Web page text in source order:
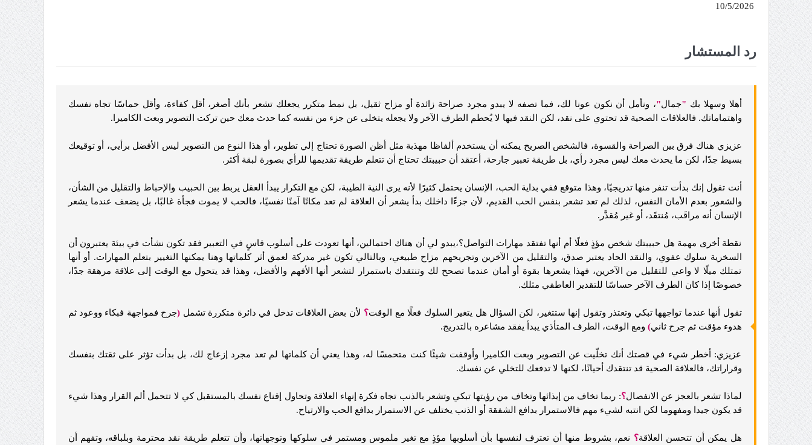
رد المستشار
أهلا وسهلا بك "جمال"، ونأمل أن نكون عونا لك، فما تصفه لا يبدو مجرد صراحة زائدة أو مزاح ثقيل، بل نمط متكرر يجعلك تشعر بأنك أصغر، أقل كفاءة، وأقل حماسًا تجاه نفسك
واهتماماتك. فالعلاقات الصحية قد تحتوي على نقد، لكن النقد فيها لا يُحطم الطرف الآخر ولا يجعله يتخلى عن جزء من نفسه كما حدث معك حين تركت التصوير وبعت الكاميرا.
عزيزي هناك فرق بين الصراحة والقسوة، فالشخص الصريح يمكنه أن يستخدم ألفاظا مهذبة مثل أظن الصورة تحتاج إلي تطوير، أو هذا النوع من التصوير ليس الأفضل برأيي، أو توقيعك
بسيط جدًا، لكن ما يحدث معك ليس مجرد رأي، بل طريقة تعبير جارحة، أعتقد أن حبيبتك تحتاج أن تتعلم طريقة تقديمها للرأي بصورة لبقة أكثر.
أنت تقول إنك بدأت تنفر منها تدريجيًا، وهذا متوقع ففي بداية الحب، الإنسان يحتمل كثيرًا لأنه يرى النية الطيبة، لكن مع التكرار يبدأ العقل يربط بين الحبيب والإحباط والتقليل من الشأن،
والشعور بعدم الأمان النفس، لذلك لم تعد تشعر بنفس الحب القديم، لأن جزءًا داخلك بدأ يشعر أن العلاقة لم تعد مكانًا آمنًا نفسيًا، فالحب لا يموت فجأة غالبًا، بل يضعف عندما يشعر
الإنسان أنه مراقَب، مُنتقَد، أو غير مُقدَّر.
نقطة أخرى مهمة هل حبيبتك شخص مؤذٍ فعلًا أم أنها تفتقد مهارات التواصل؟،يبدو لي أن هناك احتمالين، أنها تعودت على أسلوب قاسٍ في التعبير فقد تكون نشأت في بيئة يعتبرون أن
السخرية سلوك عفوي، والنقد الحاد يعتبر صدق، والتقليل من الآخرين وتجريحهم مزاح طبيعي، وبالتالي تكون غير مدركة لعمق أثر كلماتها وهنا يمكنها التغيير بتعلم المهارات. أو أنها
تمتلك ميلًا لا واعي للتقليل من الآخرين، فهذا يشعرها بقوة أو أمان عندما تصحح لك وتنتقدك باستمرار لتشعر أنها الأفهم والأفضل، وهذا قد يتحول مع الوقت إلى علاقة مرهقة جدًا،
خصوصًا إذا كان الطرف الآخر حساسًا للتقدير العاطفي مثلك.
تقول أنها عندما تواجهها تبكي وتعتذر وتقول إنها ستتغير، لكن السؤال هل يتغير السلوك فعلًا مع الوقت؟ لأن بعض العلاقات تدخل في دائرة متكررة تشمل (جرح فمواجهة فبكاء ووعود ثم
هدوء مؤقت ثم جرح ثاني) ومع الوقت، الطرف المتأذي يبدأ يفقد مشاعره بالتدريج.
عزيزي: أخطر شيء في قصتك أنك تخلّيت عن التصوير وبعت الكاميرا وأوقفت شيئًا كنت متحمسًا له، وهذا يعني أن كلماتها لم تعد مجرد إزعاج لك، بل بدأت تؤثر على ثقتك بنفسك
وقراراتك، فالعلاقة الصحية قد تنتقدك أحيانًا، لكنها لا تدفعك للتخلي عن نفسك.
لماذا تشعر بالعجز عن الانفصال؟: ربما تخاف من إيذائها وتخاف من رؤيتها تبكي وتشعر بالذنب تجاه فكرة إنهاء العلاقة وتحاول إقناع نفسك بالمستقبل كي لا تتحمل ألم القرار وهذا شيء
قد يكون جيدا ومفهوما لكن انتبه لشيء مهم فالاستمرار بدافع الشفقة أو الذنب يختلف عن الاستمرار بدافع الحب والارتياح.
هل يمكن أن تتحسن العلاقة؟ نعم، بشروط منها أن تعترف لنفسها بأن أسلوبها مؤذٍ مع تغير ملموس ومستمر في سلوكها وتوجهاتها، وأن تتعلم طريقة نقد محترمة وبلباقه، وتفهم أن